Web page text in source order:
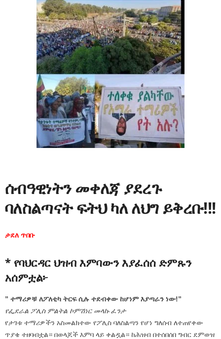
ሰብዓዊነትን መቀለጃ ያደረጉ
ባለስልጣናት ፍትህ ካለ ለህግ ይቅረቡ!!!
ታደለ ጥበቡ
* የባህርዳር ህዝብ እምባውን እያፈሰሰ ድምጹን
አሰምቷል፦
” ተማሪዎቹ ለፖለቲካ ትርፍ ሲሉ ተደብቀው ከሆነም እያጣራን ነው!”
የፌደራል ፖሊስ ምልትል ኮምሽነር መላኩ ፈንታ
የታገቱ ተማሪዎችን አስመልክተው የፖሊስ ባለስልጣን የሆነ ግለሰብ ለተጠየቀው
ጥያቄ ተዘባብቷል። በወላጆች እምባ ላይ ቀልዷል። ከሕዝብ በተሰበሰበ ግብር ደምወዝ